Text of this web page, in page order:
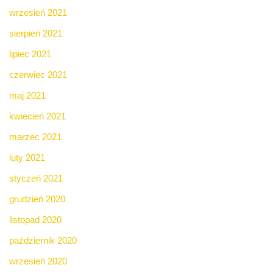
wrzesień 2021
sierpień 2021
lipiec 2021
czerwiec 2021
maj 2021
kwiecień 2021
marzec 2021
luty 2021
styczeń 2021
grudzień 2020
listopad 2020
październik 2020
wrzesień 2020